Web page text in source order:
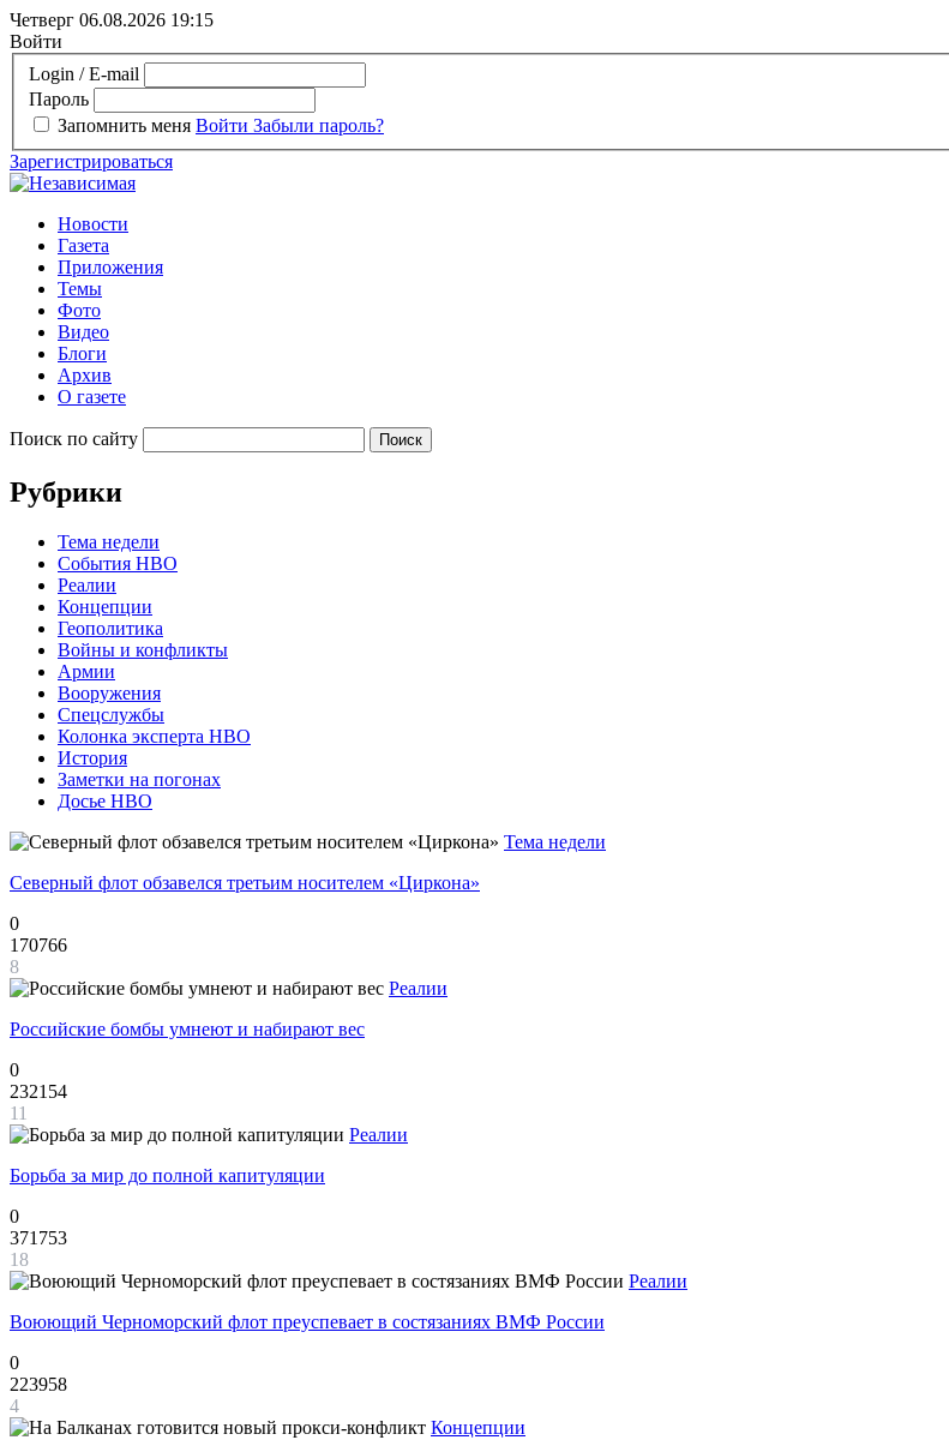
Четверг 06.08.2026 19:15
Войти
Login / E-mail
Пароль
Запомнить меня Войти Забыли пароль?
Зарегистрироваться
Новости
Газета
Приложения
Темы
Фото
Видео
Блоги
Архив
О газете
Поиск по сайту
Рубрики
Тема недели
События НВО
Реалии
Концепции
Геополитика
Войны и конфликты
Армии
Вооружения
Спецслужбы
Колонка эксперта НВО
История
Заметки на погонах
Досье НВО
Тема недели
Северный флот обзавелся третьим носителем «Циркона»
0
170766
8
Реалии
Российские бомбы умнеют и набирают вес
0
232154
11
Реалии
Борьба за мир до полной капитуляции
0
371753
18
Реалии
Воюющий Черноморский флот преуспевает в состязаниях ВМФ России
0
223958
4
Концепции